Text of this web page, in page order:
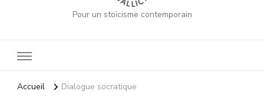
Pour un stoïcisme contemporain
Accueil Dialogue socratique